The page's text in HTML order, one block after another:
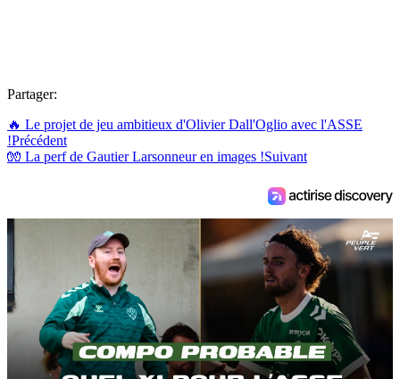
Partager:
🔥 Le projet de jeu ambitieux d'Olivier Dall'Oglio avec l'ASSE
!Précédent
🧤 La perf de Gautier Larsonneur en images !Suivant